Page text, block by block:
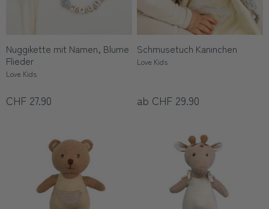
Nuggikette mit Namen, Blume
Flieder
Love Kids
CHF 27.90
Schmusetuch Kaninchen
Love Kids
ab CHF 29.90